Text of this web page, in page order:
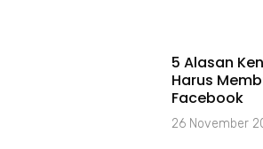
5 Alasan
Harus
Facebook
26 November